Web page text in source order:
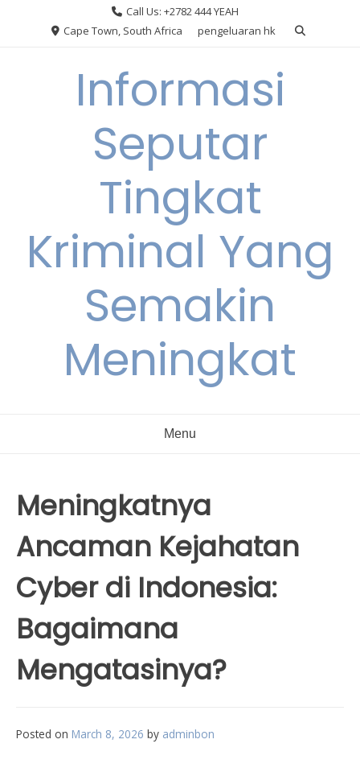
Call Us: +2782 444 YEAH
Cape Town, South Africa
pengeluaran hk
Informasi
Seputar
Tingkat
Kriminal Yang
Semakin
Meningkat
Menu
Meningkatnya
Ancaman Kejahatan
Cyber di Indonesia:
Bagaimana
Mengatasinya?
Posted on March 8, 2026 by adminbon